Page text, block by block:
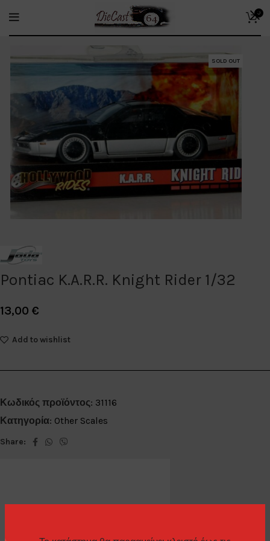
0
SOLD OUT
Pontiac K.A.R.R. Knight Rider 1/32
13,00 €
Add to wishlist
Κωδικός προϊόντος: 31116
Κατηγορία: Other Scales
Share: